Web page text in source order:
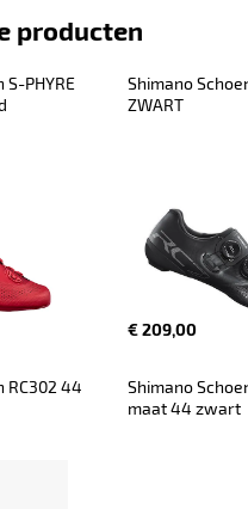
producten
PHYRE
Shimano
ZWART
€ 209,00
RC302 44
Shimano
maat 44 zwart